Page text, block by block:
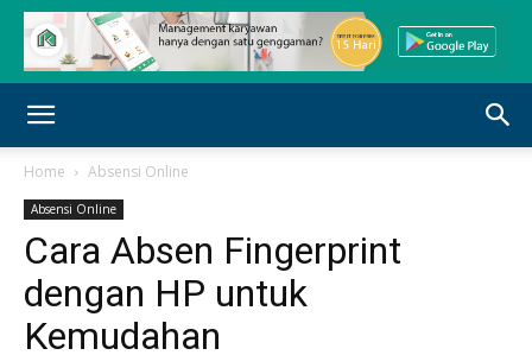
Home Absensi Online
Absensi Online
Cara Absen Fingerprint
dengan HP untuk
Kemudahan